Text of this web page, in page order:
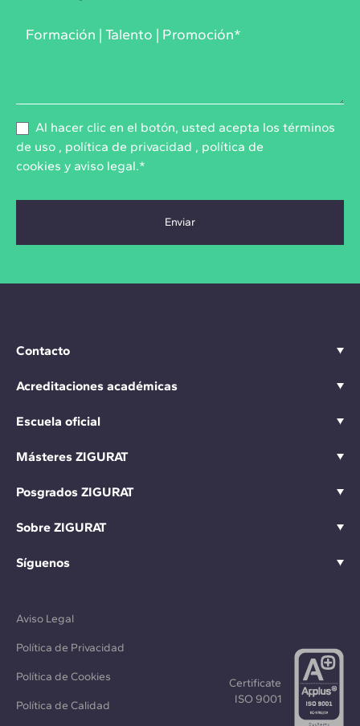
Al hacer clic en el botón, usted acepta los términos
de uso , política de privacidad , política de
cookies y aviso legal.*
Contacto
Acreditaciones académicas
Escuela oficial
Másteres ZIGURAT
Posgrados ZIGURAT
Sobre ZIGURAT
Síguenos
Aviso Legal
Política de Privacidad
Política de Cookies
Política de Calidad
Certificate
ISO 9001